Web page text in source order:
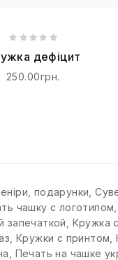
дефіцит
250.00грн.
подарунки ,
чашку с логотипом
запечаткой
Кружка
,Кружки с принтом ,
Печать на чашке